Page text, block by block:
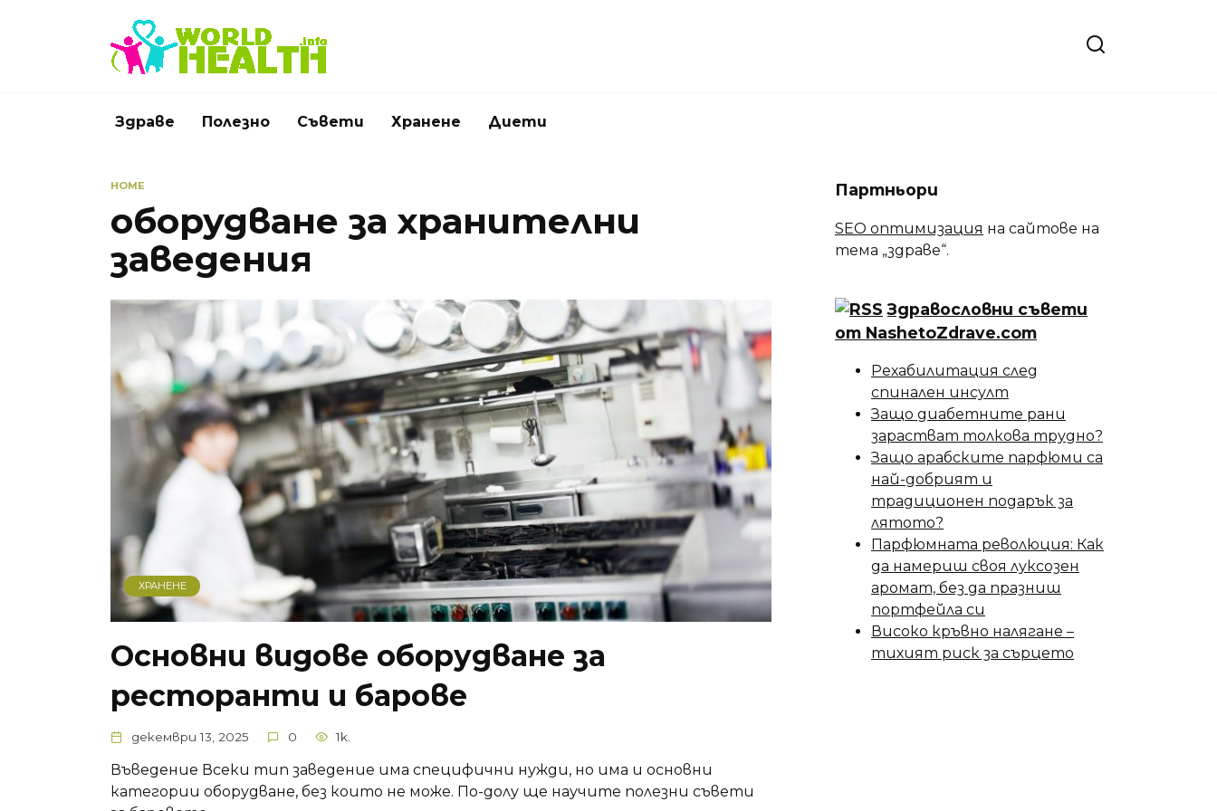
Здраве Полезно Съвети Хранене Диети
HOME
оборудване за хранителни
заведения
ХРАНЕНЕ
Основни видове оборудване за
ресторанти и барове
декември 13, 2025 0 1k.
Въведение Всеки тип заведение има специфични нужди, но има и основни
категории оборудване, без които не може. По-долу ще научите полезни съвети
Партньори
SEO оптимизация на сайтове на
тема „здраве“.
Здравословни съвети
от NashetoZdrave.com
Рехабилитация след
спинален инсулт
Защо диабетните рани
зарастват толкова трудно?
Защо арабските парфюми са
най-добрият и
традиционен подарък за
лятото?
Парфюмната революция: Как
да намериш своя луксозен
аромат, без да празниш
портфейла си
Високо кръвно налягане –
тихият риск за сърцето